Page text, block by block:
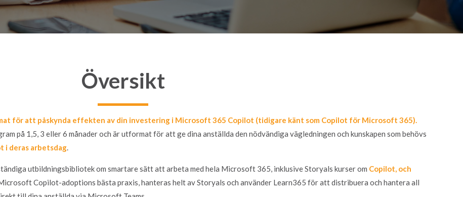
Översikt
för att påskynda effekten av din investering i Microsoft 365 Copilot (tidigare känt som Copilot för Microsoft 365).
på 1,5, 3 eller 6 månader och är utformat för att ge dina anställda den nödvändiga vägledningen och kunskapen som behövs
i deras arbetsdag.
utbildningsbibliotek om smartare sätt att arbeta med hela Microsoft 365, inklusive Storyals kurser om Copilot, och
Copilot-adoptions bästa praxis, hanteras helt av Storyals och använder Learn365 för att distribuera och hantera all